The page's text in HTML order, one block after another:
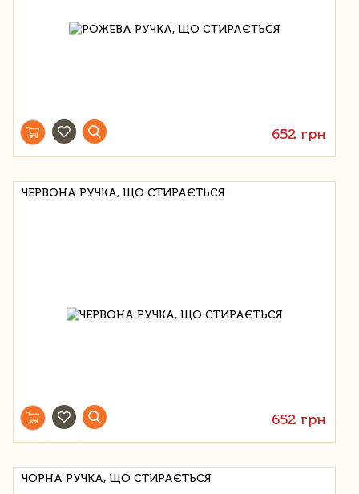
652 грн
ЧЕРВОНА РУЧКА, ЩО СТИРАЄТЬСЯ
652 грн
ЧОРНА РУЧКА, ЩО СТИРАЄТЬСЯ